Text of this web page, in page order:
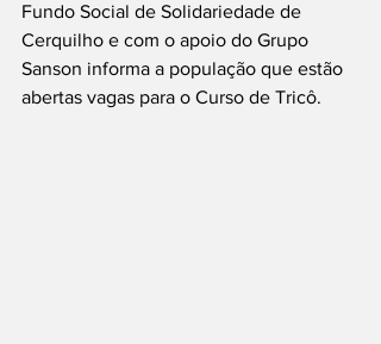
Fundo Social de Solidariedade de
Cerquilho e com o apoio do Grupo
Sanson informa a população que estão
abertas vagas para o Curso de Tricô.